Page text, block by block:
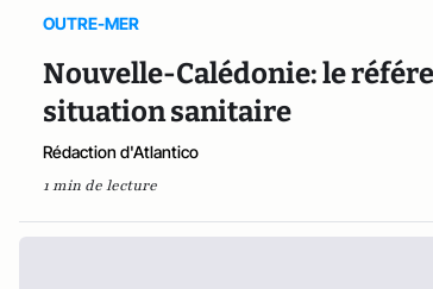
OUTRE-MER
Nouvelle-Calédonie: le
situation sanitaire
Rédaction d'Atlantico
1 min de lecture